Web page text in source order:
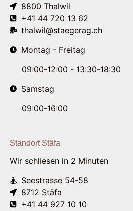
8800 Thalwil
+41 44 720 13 62
thalwil@staegerag.ch
Montag - Freitag
09:00-12:00 - 13:30-18:30
Samstag
09:00-16:00
Standort Stäfa
Wir schliesen in 2 Minuten
Seestrasse 54-58
8712 Stäfa
+41 44 927 10 10